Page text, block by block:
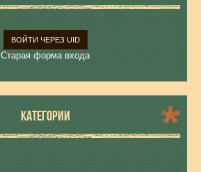
ВОЙТИ ЧЕРЕЗ UID
Старая форма входа
КАТЕГОРИИ